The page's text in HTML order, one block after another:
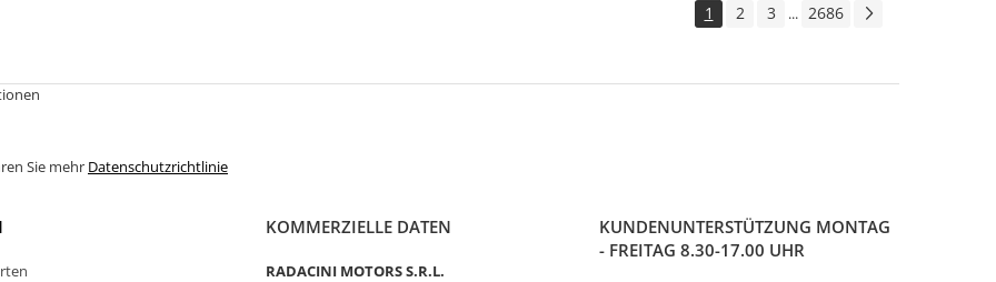
1 2 3 ... 2686
Sie mehr Datenschutzrichtlinie
KOMMERZIELLE DATEN
RADACINI MOTORS S.R.L.
KUNDENUNTERSTÜTZUNG MONTAG
- FREITAG 8.30-17.00 UHR